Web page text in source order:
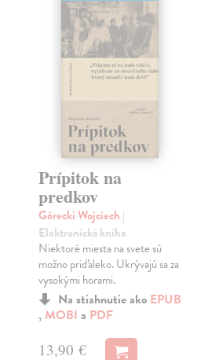
Prípitok na
predkov
Górecki Wojciech |
Elektronická kniha
Niektoré miesta na svete sú
možno priďaleko. Ukrývajú sa za
vysokými horami.
Na stiahnutie ako EPUB
, MOBI a PDF
13,90 €